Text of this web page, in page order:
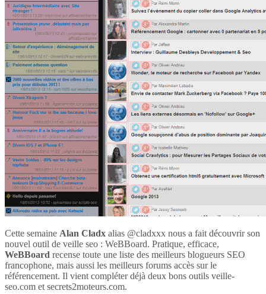
Cette semaine Alan Cladx alias @cladxxx nous a fait découvrir son
nouvel outil de veille seo : WeBBoard. Pratique, efficace,
WeBBoard recense toute une liste des meilleurs blogueurs SEO
francophone, mais aussi les meilleurs forums accès sur le
référencement. Il vient compléter déjà deux bons outils veille-
seo.com et secrets2moteurs.com.